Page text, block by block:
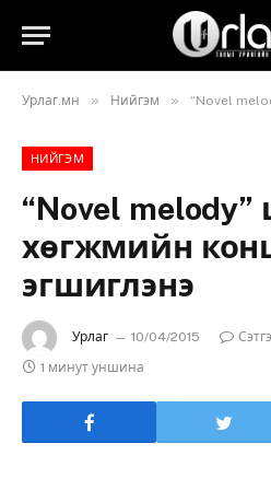
Урлаг.мн » Нийгэм » “Novel melody”
НИЙГЭМ
“Novel melody”
хөгжмийн
эгшиглэнэ
Урлаг 10/04/2015
1 минут уншина